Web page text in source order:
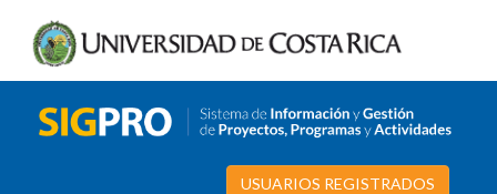
USUARIOS REGISTRADOS